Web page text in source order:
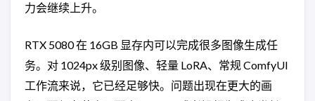
力会继续上升。
RTX 5080 在 16GB 显存内可以完成很多图像生成任
务。对 1024px 级别图像、轻量 LoRA、常规 ComfyUI
工作流来说，它已经足够快。问题出现在更大的画